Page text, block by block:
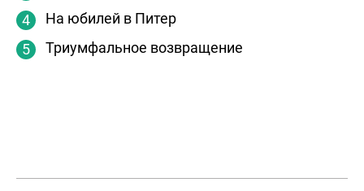
На юбилей в Питер
Триумфальное возвращение